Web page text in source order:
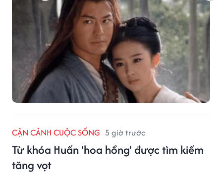
CẬN CẢNH CUỘC SỐNG 5 giờ trước
Từ khóa Huấn 'hoa hồng' được tìm kiếm
tăng vọt